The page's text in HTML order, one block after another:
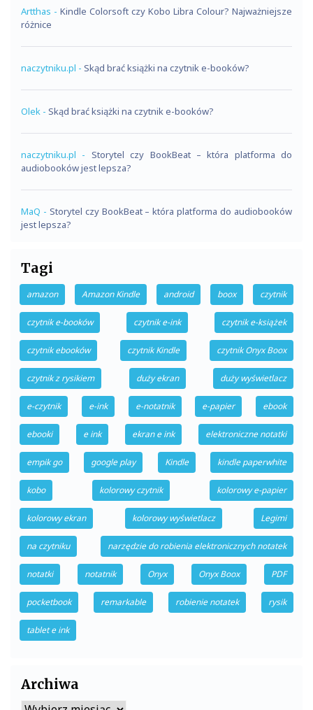
Artthas - Kindle Colorsoft czy Kobo Libra Colour? Najważniejsze
różnice
naczytniku.pl - Skąd brać książki na czytnik e-booków?
Olek - Skąd brać książki na czytnik e-booków?
naczytniku.pl - Storytel czy BookBeat – która platforma do
audiobooków jest lepsza?
MaQ - Storytel czy BookBeat – która platforma do audiobooków
jest lepsza?
Tagi
amazon Amazon Kindle android boox czytnik
czytnik e-booków czytnik e-ink czytnik e-książek
czytnik ebooków czytnik Kindle czytnik Onyx Boox
czytnik z rysikiem duży ekran duży wyświetlacz
e-czytnik e-ink e-notatnik e-papier ebook
ebooki e ink ekran e ink elektroniczne notatki
empik go google play Kindle kindle paperwhite
kobo kolorowy czytnik kolorowy e-papier
kolorowy ekran kolorowy wyświetlacz Legimi
na czytniku narzędzie do robienia elektronicznych notatek
notatki notatnik Onyx Onyx Boox PDF
pocketbook remarkable robienie notatek rysik
tablet e ink
Archiwa